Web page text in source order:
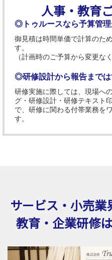
人事・教育
◎トゥルースなら予算管理
御見積は時間単価で計算のた
す。
（計画時のご予算から変更な
◎研修設計から報告まで
研修実施に際しては、現場へ
グ・研修設計・研修テキスト
で、研修に関わる付帯業務を
す。
サービス・小売業
教育・企業研修